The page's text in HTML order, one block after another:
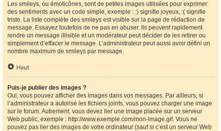
Les smileys, ou émoticônes, sont de petites images utilisées pour exprimer
des sentiments avec un code simple, exemple : :) signifie joyeux, :( signifie
triste. La liste complète des smileys est visible sur la page de rédaction de
message. Essayez toutefois de ne pas en abuser. Ils peuvent rapidement
rendre un message illisible et un modérateur peut décider de les retirer ou
simplement d’effacer le message. L’administrateur peut aussi avoir défini un
nombre maximum de smileys par message.
Haut
Puis-je publier des images ?
Oui, vous pouvez afficher des images dans vos messages. Par ailleurs, si
l’administrateur a autorisé les fichiers joints, vous pouvez charger une image
sur le forum. Autrement, vous devez lier une image placée sur un serveur
Web public, exemple : http://www.exemple.com/mon-image.gif. Vous ne
pouvez pas lier des images de votre ordinateur (sauf si c’est un serveur Web